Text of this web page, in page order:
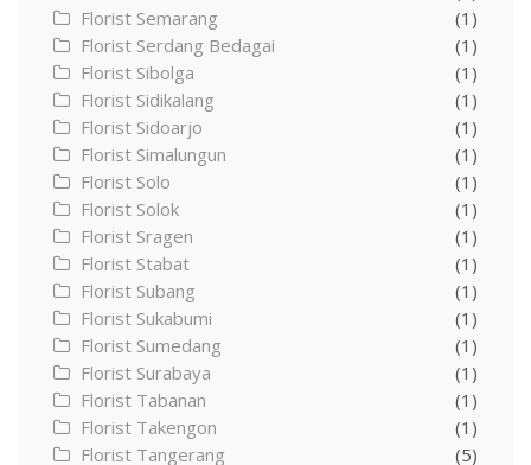
Florist Semarang
(1)
Florist Serdang Bedagai
(1)
Florist Sibolga
(1)
Florist Sidikalang
(1)
Florist Sidoarjo
(1)
Florist Simalungun
(1)
Florist Solo
(1)
Florist Solok
(1)
Florist Sragen
(1)
Florist Stabat
(1)
Florist Subang
(1)
Florist Sukabumi
(1)
Florist Sumedang
(1)
Florist Surabaya
(1)
Florist Tabanan
(1)
Florist Takengon
(1)
Florist Tangerang
(5)